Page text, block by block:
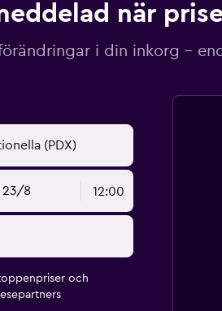
när
i din inkorg –
23/8 12:00
och